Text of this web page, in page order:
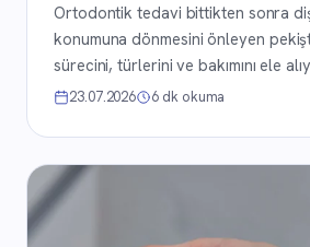
Ortodontik tedavi bittikten sonra
konumuna dönmesini önleyen
sürecini, türlerini ve bakımını ele
23.07.2026 6 dk okuma